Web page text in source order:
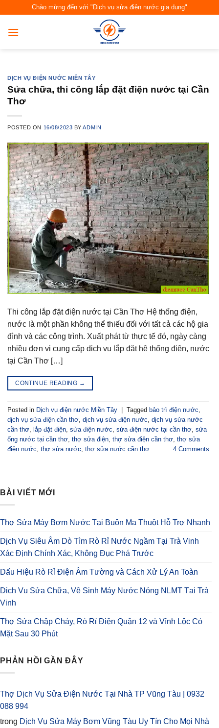
content
Chào mừng đến với "Dịch vụ sửa điện nước gia dụng"
DỊCH VỤ ĐIỆN NƯỚC MIỀN TÂY
Sửa chữa, thi công lắp đặt điện nước tại Cần
Thơ
POSTED ON 16/08/2023 BYADMIN
Thi công lắp đặt điện nước tại Cần Thơ Hệ thống điện,
nước là một phần không thể thiếu đối với tất cả các hộ gia
đình và các công trình. Xuất phát từ thực tế đó, ngày càng
nhiều đơn vị cung cấp dịch vụ lắp đặt hệ thống điện, nước
tại Cần Thơ […]
CONTINUE READING →
Posted in Dịch vụ điện nước Miền Tây | Tagged bảo trì điện nước
dịch vụ sửa điện cần thơ dịch vụ sửa điện nước dịch vụ sửa nước
cần thơ lắp đặt điện sửa điện nước sửa điện nước tại cần thơ sửa
ống nước tại cần thơ thợ sửa điện thợ sửa điện cần thơ thợ sửa
điện nước thợ sửa nước thợ sửa nước cần thơ 4 Comments
BÀI VIẾT MỚI
Thợ Sửa Máy Bơm Nước Tại Buôn Ma Thuột Hỗ Trợ Nhanh
Dịch Vụ Siêu Âm Dò Tìm Rò Rỉ Nước Ngầm Tại Trà Vinh
Xác Định Chính Xác, Không Đục Phá Trước
Dấu Hiệu Rò Rỉ Điện Âm Tường và Cách Xử Lý An Toàn
Dịch Vụ Sửa Chữa, Vệ Sinh Máy Nước Nóng NLMT Tại Trà
Vinh
Thợ Sửa Chập Cháy, Rò Rỉ Điện Quận 12 và Vĩnh Lộc Có
Mặt Sau 30 Phút
PHẢN HỒI GẦN ĐÂY
Thợ Dịch Vụ Sửa Điện Nước Tại Nhà TP Vũng Tàu | 0932
088 994
trong Dịch Vụ Sửa Máy Bơm Vũng Tàu Uy Tín Cho Mọi Nhà